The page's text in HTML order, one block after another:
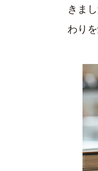
きま
わり